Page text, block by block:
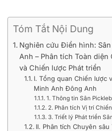
Tóm Tắt Nội Dung
Nghiên cứu Điển hình:
Anh – Phân tích Toàn
và Chiến lược Phát triển
I. Tổng quan Chiến lược
Minh Anh Đông Anh
1. Thông tin Sân
2. Phân tích Vị trí
3. Triết lý Phát triển
II. Phân tích Chuyên